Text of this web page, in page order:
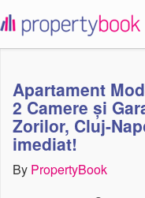
propertybook
Apartament
2 Camere și
Zorilor, Cluj-
imediat!
By PropertyBook